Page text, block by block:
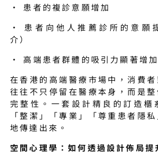
· 患者的複診意願增加
· 患者向他人推薦診所的意願
介）
· 高端患者群體的吸引力顯著增加
在香港的高端醫療市場中，消費
往往不只停留在醫療本身，而是
完整性。一套設計精良的訂造櫃
「整潔」「專業」「尊重患者隱
地傳達出來。
空間心理學：如何透過設計佈局提